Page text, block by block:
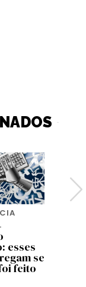
esses
se
feito